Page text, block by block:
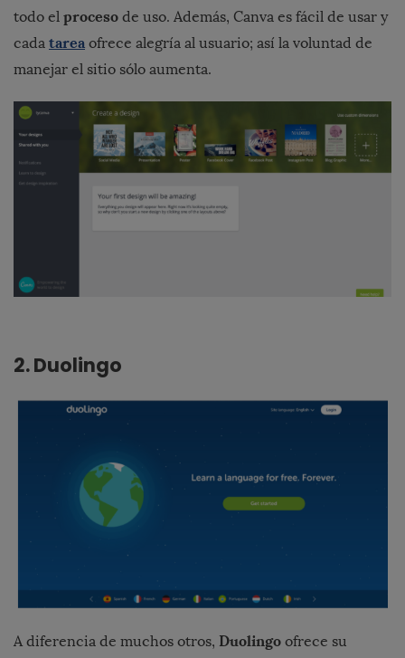
todo el proceso de uso. Además, Canva es fácil de usar y
cada tarea ofrece alegría al usuario; así la voluntad de
manejar el sitio sólo aumenta.
2. Duolingo
A diferencia de muchos otros, Duolingo ofrece su